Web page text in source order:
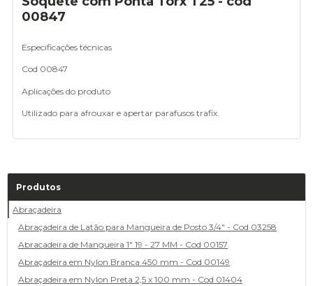
00847
Especificações técnicas
Cod 00847
Aplicações do produto
Utilizado para afrouxar e apertar parafusos trafix.
Produtos
Abraçadeira
Abraçadeira de Latão para Mangueira de Posto 3/4" - Cod 03258
Abracadeira de Mangueira 1" 19 - 27 MM - Cod 00157
Abraçadeira em Nylon Branca 450 mm - Cod 00149
Abraçadeira em Nylon Preta 2,5 x 100 mm - Cod 01404